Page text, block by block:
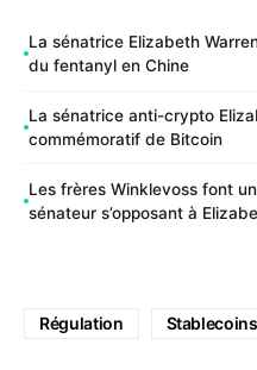
La sénatrice Elizabeth
du fentanyl en Chine
La sénatrice anti-crypto
commémoratif de Bitcoin
Les frères Winklevoss font
sénateur s’opposant à
Régulation Stablecoins